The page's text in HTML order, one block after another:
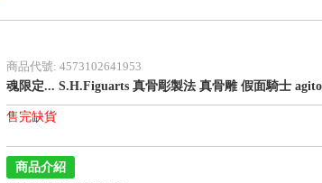
商品代號: 4573102641953
魂限定... S.H.Figuarts 真骨彫製法 真骨雕 假面騎士
售完缺貨
商品介紹